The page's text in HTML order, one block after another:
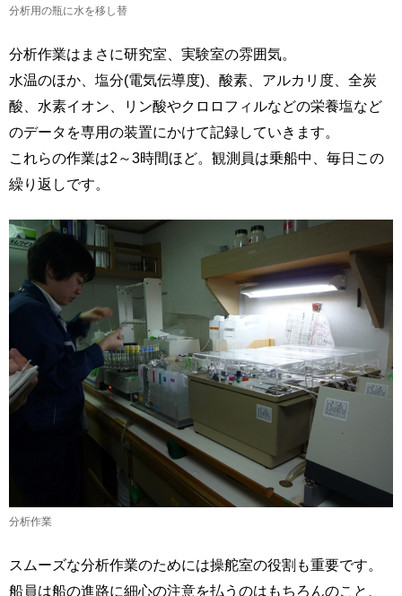
分析用の瓶に水を移し替
分析作業はまさに研究室、実験室の雰囲気。
水温のほか、塩分(電気伝導度)、酸素、アルカリ度、全炭
酸、水素イオン、リン酸やクロロフィルなどの栄養塩など
のデータを専用の装置にかけて記録していきます。
これらの作業は2～3時間ほど。観測員は乗船中、毎日この
繰り返しです。
分析作業
スムーズな分析作業のためには操舵室の役割も重要です。
船員は船の進路に細心の注意を払うのはもちろんのこと、